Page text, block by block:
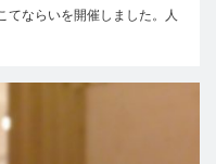
ならいを開催しました。人